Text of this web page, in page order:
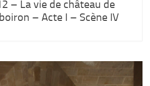
– La vie de château de
– Acte I – Scène IV